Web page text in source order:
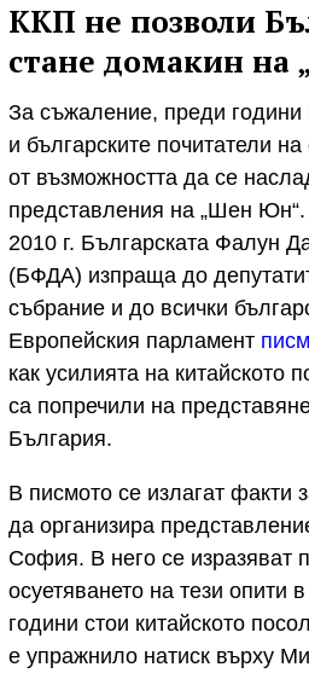
ККП не позволи
стане домакин
За съжаление, преди
и българските почитатели
от възможността да се
представления на „Шен
2010 г. Българската Фалун
(БФДА) изпраща до
събрание и до всички
Европейския парламент
как усилията на китайското
са попречили на
България.
В писмото се излагат факти
да организира
София. В него се изразяват
осуетяването на тези опити
години стои китайското
е упражнило натиск върху